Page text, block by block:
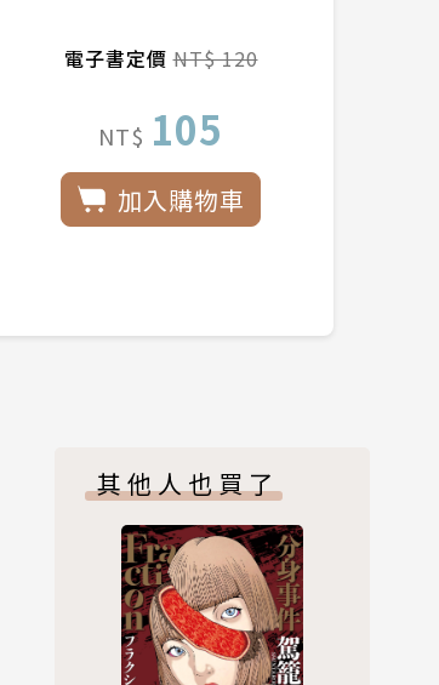
電子書定價NT$ 120
NT$ 105
加入購物車
其他人也買了